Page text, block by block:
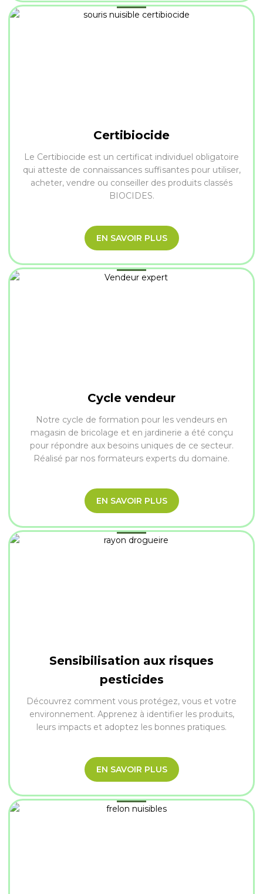
Certibiocide
Le Certibiocide est un certificat individuel obligatoire
qui atteste de connaissances suffisantes pour utiliser,
acheter, vendre ou conseiller des produits classés
BIOCIDES.
EN SAVOIR PLUS
Cycle vendeur
Notre cycle de formation pour les vendeurs en
magasin de bricolage et en jardinerie a été conçu
pour répondre aux besoins uniques de ce secteur.
Réalisé par nos formateurs experts du domaine.
EN SAVOIR PLUS
Sensibilisation aux risques
pesticides
Découvrez comment vous protégez, vous et votre
environnement. Apprenez à identifier les produits,
leurs impacts et adoptez les bonnes pratiques.
EN SAVOIR PLUS